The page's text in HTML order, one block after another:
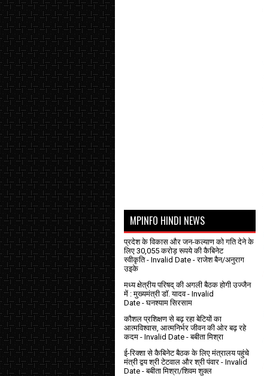
MPINFO HINDI NEWS
प्रदेश के विकास और जन-कल्याण को गति देने के
लिए 30,055 करोड़ रूपये की कैबिनेट
स्वीकृति- Invalid Date - राजेश बैन/अनुराग
उइके
मध्य क्षेत्रीय परिषद् की अगली बैठक होगी उज्जैन
में : मुख्यमंत्री डॉ. यादव- Invalid
Date - घनश्याम सिरसाम
कौशल प्रशिक्षण से बढ़ रहा बेटियों का
आत्मविश्वास, आत्मनिर्भर जीवन की ओर बढ़ रहे
कदम - Invalid Date - बबीता मिश्रा
ई-रिक्शा से कैबिनेट बैठक के लिए मंत्रालय पहुंचे
मंत्री द्वय श्री टेटवाल और श्री पंवार - Invalid
Date - बबीता मिश्रा/शिवम शुक्ल